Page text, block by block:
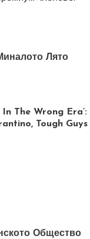
Лято
The Wrong Era’:
Tough Guys
Общество